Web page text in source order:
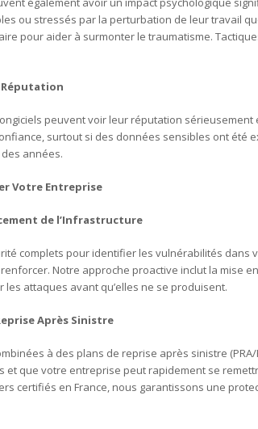
ou stressés par la perturbation de leur travail
pour aider à surmonter le traumatisme.
Réputation
peuvent voir leur réputation sérieusement
surtout si des données sensibles ont été
années.
Votre Entreprise
de l’Infrastructure
complets pour identifier les vulnérabilités dans
Notre approche proactive inclut la mise
attaques avant qu’elles ne se produisent.
Après Sinistre
à des plans de reprise après sinistre
et que votre entreprise peut rapidement se
certifiés en France, nous garantissons une